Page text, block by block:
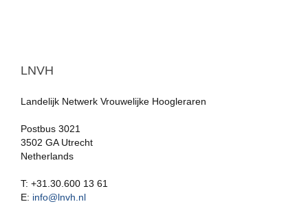
LNVH
Landelijk Netwerk Vrouwelijke Hoogleraren
Postbus 3021
3502 GA Utrecht
Netherlands
T: +31.30.600 13 61
E: info@lnvh.nl